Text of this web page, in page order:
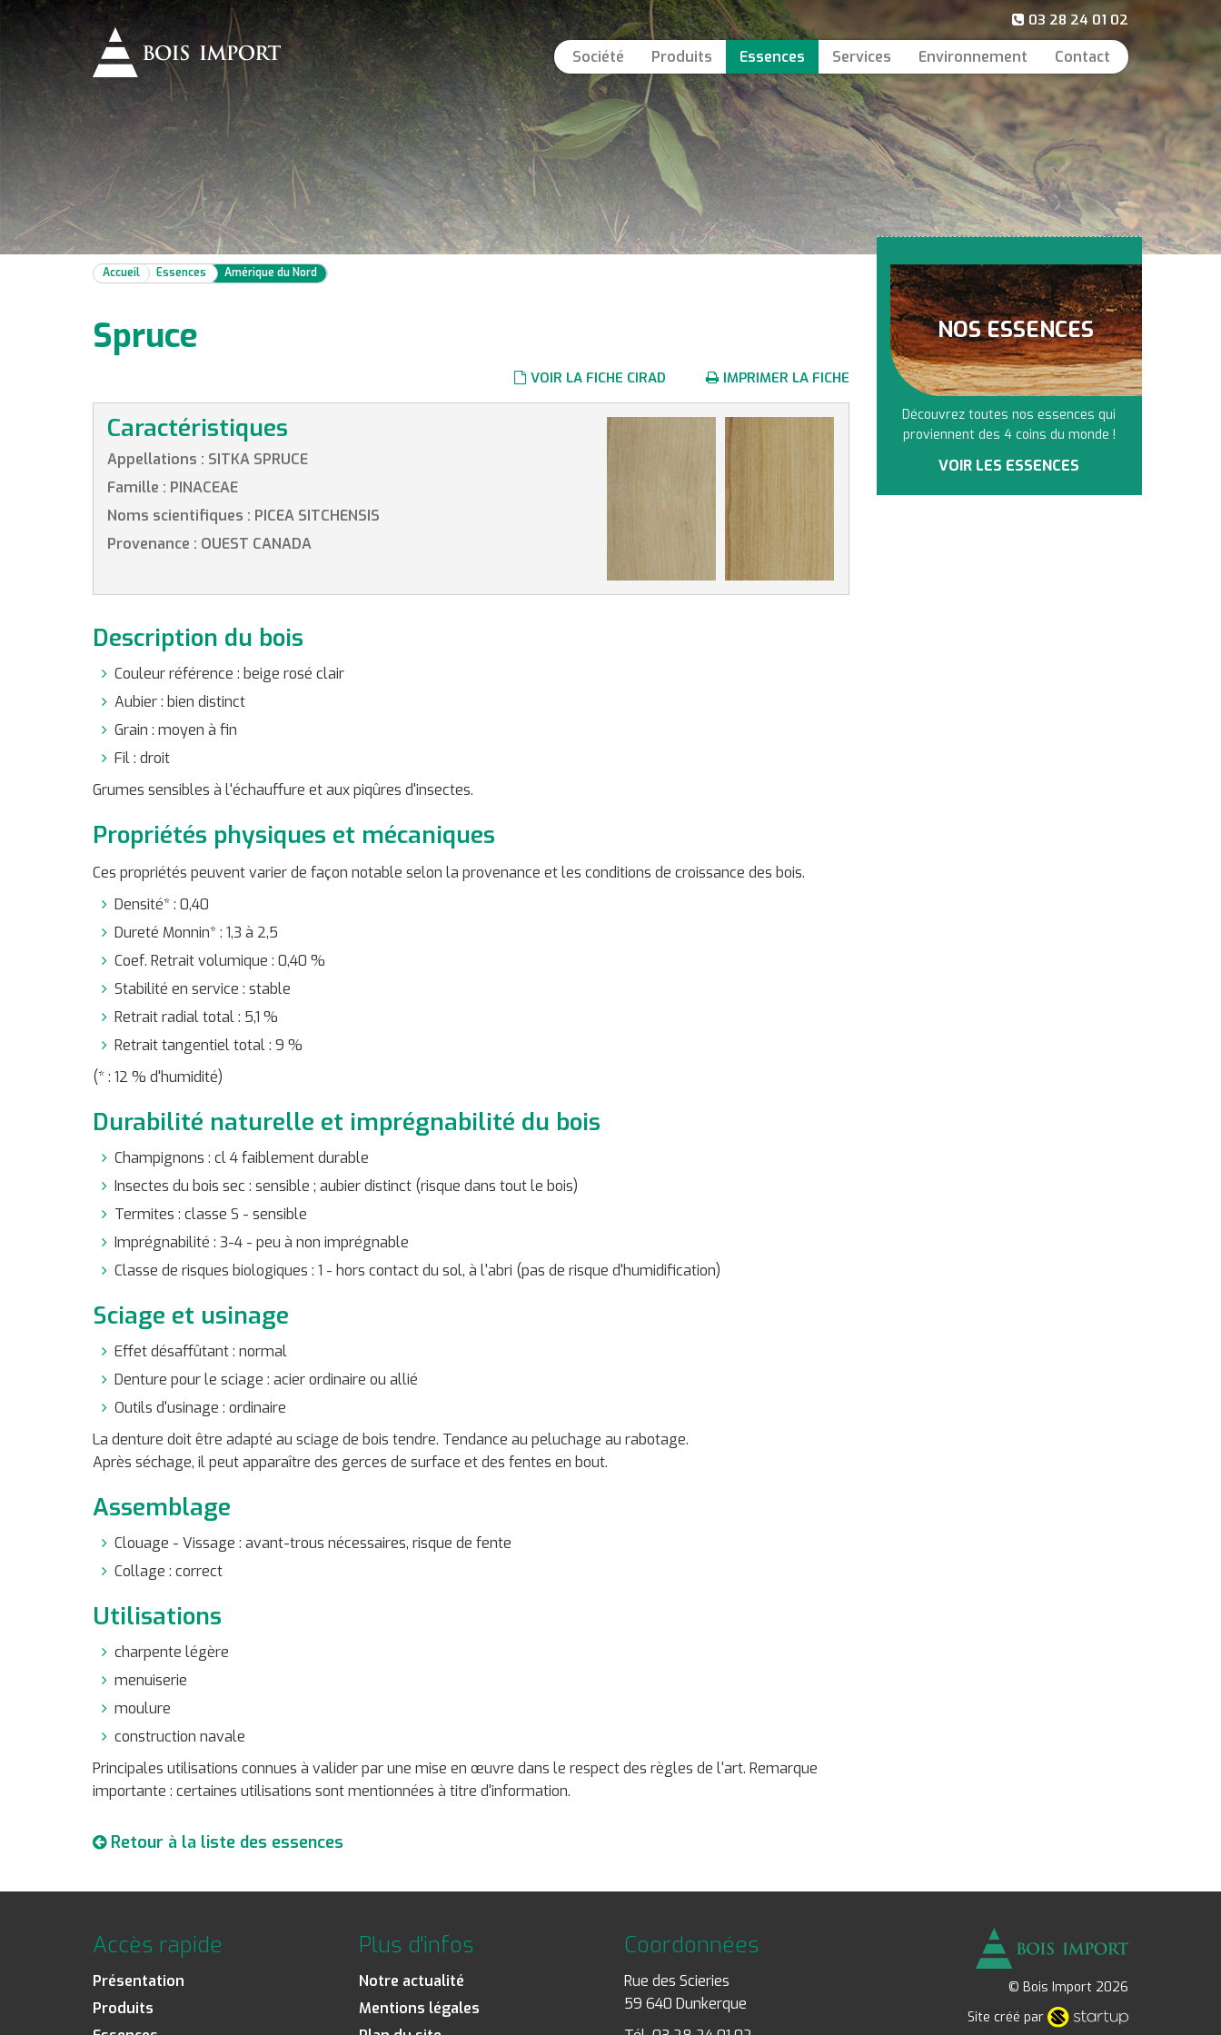
03 28 24 01 02
Société Produits Essences Services Environnement Contact
Accueil Essences Amérique du Nord
Spruce
VOIR LA FICHE CIRAD IMPRIMER LA FICHE
Caractéristiques
Appellations : SITKA SPRUCE
Famille : PINACEAE
Noms scientifiques : PICEA SITCHENSIS
Provenance : OUEST CANADA
Description du bois
Couleur référence : beige rosé clair
Aubier : bien distinct
Grain : moyen à fin
Fil : droit
Grumes sensibles à l'échauffure et aux piqûres d'insectes.
Propriétés physiques et mécaniques
Ces propriétés peuvent varier de façon notable selon la provenance et les conditions de croissance des bois.
Densité* : 0,40
Dureté Monnin* : 1,3 à 2,5
Coef. Retrait volumique : 0,40 %
Stabilité en service : stable
Retrait radial total : 5,1 %
Retrait tangentiel total : 9 %
(* : 12 % d'humidité)
Durabilité naturelle et imprégnabilité du bois
Champignons : cl 4 faiblement durable
Insectes du bois sec : sensible ; aubier distinct (risque dans tout le bois)
Termites : classe S - sensible
Imprégnabilité : 3-4 - peu à non imprégnable
Classe de risques biologiques : 1 - hors contact du sol, à l'abri (pas de risque d'humidification)
Sciage et usinage
Effet désaffûtant : normal
Denture pour le sciage : acier ordinaire ou allié
Outils d'usinage : ordinaire
La denture doit être adapté au sciage de bois tendre. Tendance au peluchage au rabotage.
Après séchage, il peut apparaître des gerces de surface et des fentes en bout.
Assemblage
Clouage - Vissage : avant-trous nécessaires, risque de fente
Collage : correct
Utilisations
charpente légère
menuiserie
moulure
construction navale
Principales utilisations connues à valider par une mise en œuvre dans le respect des règles de l'art. Remarque
importante : certaines utilisations sont mentionnées à titre d'information.
Retour à la liste des essences
NOS ESSENCES
Découvrez toutes nos essences qui
proviennent des 4 coins du monde !
VOIR LES ESSENCES
Accès rapide
Présentation
Produits
Plus d'infos
Notre actualité
Mentions légales
Coordonnées
Rue des Scieries
59 640 Dunkerque
© Bois Import 2026
Site créé par